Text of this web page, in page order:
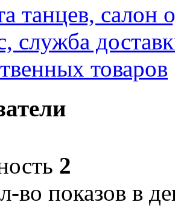
танцев, салон
служба
товаров
2
во показов в